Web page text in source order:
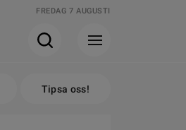
FREDAG 7 AUGUSTI
Tipsa oss!